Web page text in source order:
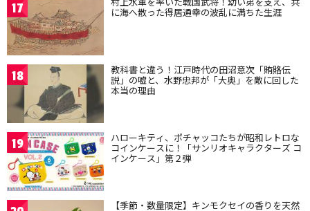
17 に海へ散った得居通幸の波乱に満ちた生涯
18 教科書と違う！江戸時代の田沼意次「賄賂伝
説」の嘘と、水野忠邦が「大奥」を敵に回した
本当の理由
19 ハローキティ、ポチャッコたちが昭和レトロな
コインケースに！「サンリオキャラクターズ コ
インケース」第２弾
【季節・数量限定】キンモクセイの香りを天然